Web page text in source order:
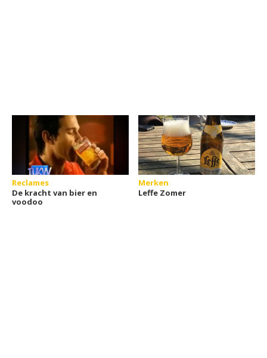
Reclames
De kracht van bier en
voodoo
Merken
Leffe Zomer